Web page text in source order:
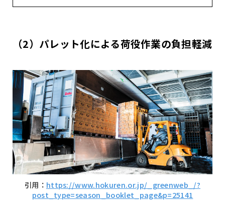
（2）パレット化による荷役作業の負担軽減
引用： https://www.hokuren.or.jp/_greenweb_/?
post_type=season_booklet_page&p=25141